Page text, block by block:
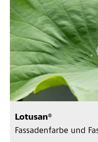
Lotusan®
Fassadenfarbe und